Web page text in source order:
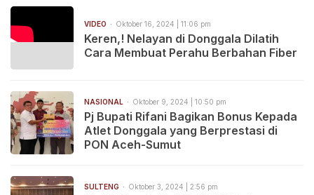
VIDEO Oktober 16, 2024 | 11:06 pm
Keren,! Nelayan di Donggala Dilatih
Cara Membuat Perahu Berbahan Fiber
NASIONAL Oktober 9, 2024 | 10:50 pm
Pj Bupati Rifani Bagikan Bonus Kepada
Atlet Donggala yang Berprestasi di
PON Aceh-Sumut
SULTENG Oktober 3, 2024 | 2:56 pm